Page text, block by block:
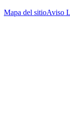
Mapa del sitioAviso